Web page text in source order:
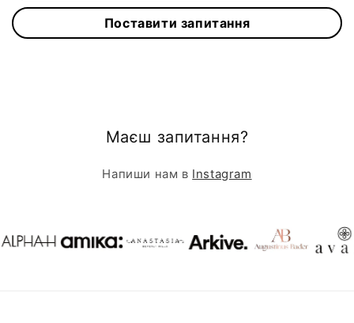
Поставити запитання
Маєш запитання?
Напиши нам в Instagram